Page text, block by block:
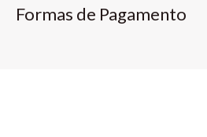
Formas de Pagamento